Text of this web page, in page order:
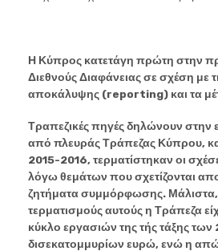
Η Κύπρος κατετάγη πρώτη στην
Διεθνούς Διαφάνειας σε σχέση με
αποκάλυψης (reporting) και τα
Τραπεζικές πηγές δηλώνουν στην
από πλευράς Τράπεζας Κύπρου,
2015-2016, τερματίστηκαν οι
λόγω θεμάτων που σχετίζονται
ζητήματα συμμόρφωσης.
τερματισμούς αυτούς η Τράπεζα
κύκλο εργασιών της τής τάξης των
δισεκατομμυρίων ευρώ, ενώ η